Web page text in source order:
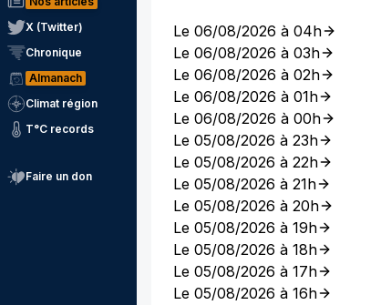
X (Twitter)
Chronique
Almanach
Climat région
T°C records
Faire un don
Le 06/08/2026 à 04h
Le 06/08/2026 à 03h
Le 06/08/2026 à 02h
Le 06/08/2026 à 01h
Le 06/08/2026 à 00h
Le 05/08/2026 à 23h
Le 05/08/2026 à 22h
Le 05/08/2026 à 21h
Le 05/08/2026 à 20h
Le 05/08/2026 à 19h
Le 05/08/2026 à 18h
Le 05/08/2026 à 17h
Le 05/08/2026 à 16h